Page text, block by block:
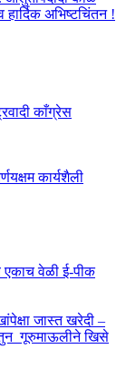
हार्दिक अभिष्टचिंतन !
काँग्रेस
कार्यशैली
एकाच वेळी ई-पीक
जास्त खरेदी –
गूरुमाऊलीने खिसे